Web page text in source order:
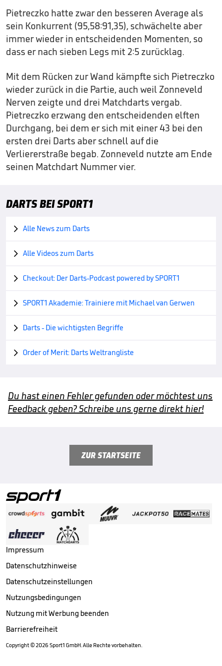
Pietreczko hatte zwar den besseren Average als
sein Konkurrent (95,58:91,35), schwächelte aber
immer wieder in entscheidenden Momenten, so
dass er nach sieben Legs mit 2:5 zurücklag.
Mit dem Rücken zur Wand kämpfte sich Pietreczko
wieder zurück in die Partie, auch weil Zonneveld
Nerven zeigte und drei Matchdarts vergab.
Pietreczko erzwang den entscheidenden elften
Durchgang, bei dem er sich mit einer 43 bei den
ersten drei Darts aber schnell auf die
Verliererstraße begab. Zonneveld nutzte am Ende
seinen Matchdart Nummer vier.
DARTS BEI SPORT1
 Alle News zum Darts
 Alle Videos zum Darts
 Checkout: Der Darts-Podcast powered by SPORT1
 SPORT1 Akademie: Trainiere mit Michael van Gerwen
 Darts - Die wichtigsten Begriffe
 Order of Merit: Darts Weltrangliste
Du hast einen Fehler gefunden oder möchtest uns
Feedback geben? Schreibe uns gerne direkt hier!
ZUR STARTSEITE
Impressum
Datenschutzhinweise
Datenschutzeinstellungen
Nutzungsbedingungen
Nutzung mit Werbung beenden
Barrierefreiheit
Copyright ©2026 Sport1 GmbH. Alle Rechte vorbehalten.